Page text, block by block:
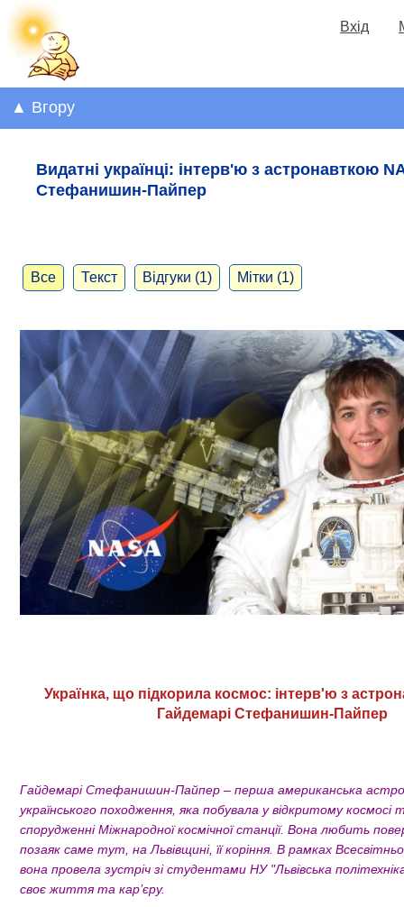
Вхід
▲ Вгору
Видатні українці: інтерв'ю з астронавткою
Стефанишин-Пайпер
Все Текст Відгуки (1) Мітки (1)
Українка, що підкорила космос: інтерв'ю з
Гайдемарі Стефанишин-Пайпер
Гайдемарі Стефанишин-Пайпер – перша американська
українського походження, яка побувала у відкритому космосі
спорудженні Міжнародної космічної станції. Вона любить
позаяк саме тут, на Львівщині, її коріння. В рамках
вона провела зустріч зі студентами НУ "Львівська
своє життя та кар’єру.